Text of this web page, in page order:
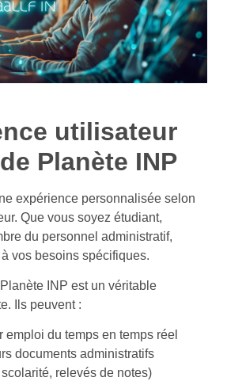
utilisateur
Planète INP
expérience personnalisée selon
Que vous soyez étudiant,
du personnel administratif,
à vos besoins spécifiques.
INP est un véritable
Ils peuvent :
emploi du temps en temps réel
documents administratifs
relevés de notes)